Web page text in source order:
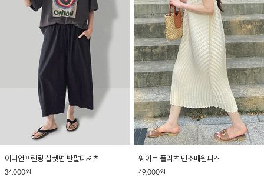
어니언프린팅 실켓면 반팔티셔츠
34,000원
웨이브 플리츠 민소매원피스
49,000원